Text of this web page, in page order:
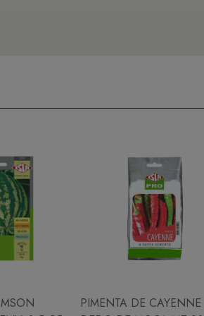
PIMENTA DE CAYENNE